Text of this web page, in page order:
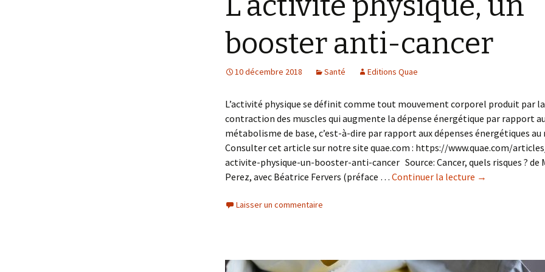
booster anti-cancer
10 décembre 2018 Santé Editions Quae
L’activité physique se définit comme tout mouvement corporel produit par la
contraction des muscles qui augmente la dépense énergétique par rapport
métabolisme de base, c’est-à-dire par rapport aux dépenses énergétiques au
Consulter cet article sur notre site quae.com : https://www.quae.com/
activite-physique-un-booster-anti-cancer Source: Cancer, quels risques ? de
Perez, avec Béatrice Fervers (préface … Continuer la lecture de
cancer
→
Laisser un commentaire